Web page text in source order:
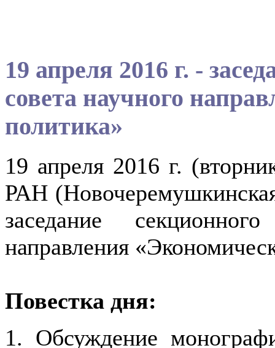
19 апреля 2016 г. -
совета научного
политика»
19 апреля 2016 г.
РАН
заседание
направления
Повестка дня:
1. Обсуждение